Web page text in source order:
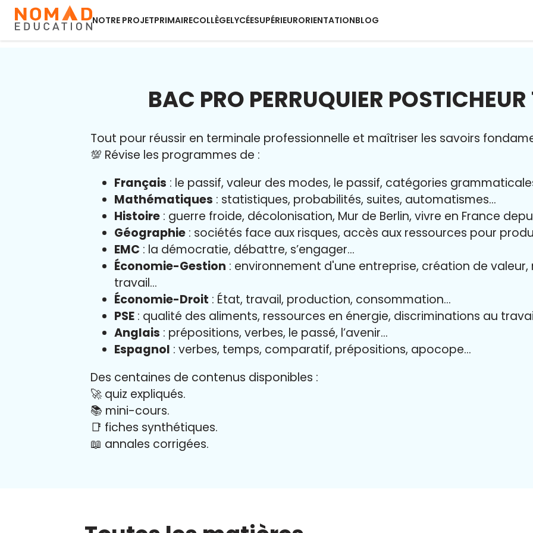
NOTRE PROJETPRIMAIRECOLLÈGELYCÉESUPÉRIEURORIENTATIONBLOG
BAC PRO PERRUQUIER
Tout pour réussir en terminale professionnelle et maîtriser les savoirs
💯 Révise les programmes de :
Français : le passif, valeur des modes, le passif, catégories
Mathématiques : statistiques, probabilités, suites, automatismes…
Histoire : guerre froide, décolonisation, Mur de Berlin, vivre en France
Géographie : sociétés face aux risques, accès aux ressources pour
EMC : la démocratie, débattre, s’engager…
Économie-Gestion : environnement d'une entreprise, création de
travail…
Économie-Droit : État, travail, production, consommation…
PSE : qualité des aliments, ressources en énergie, discriminations au
Anglais : prépositions, verbes, le passé, l’avenir…
Espagnol : verbes, temps, comparatif, prépositions, apocope…
Des centaines de contenus disponibles :
🚀 quiz expliqués.
📚 mini-cours.
📑 fiches synthétiques.
📖 annales corrigées.